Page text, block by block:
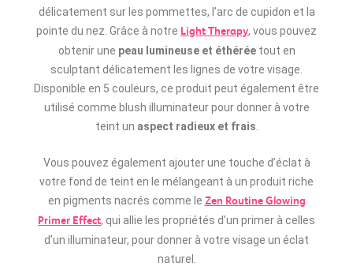
délicatement sur les pommettes, l’arc de cupidon et la
pointe du nez. Grâce à notre Light Therapy, vous pouvez
obtenir une peau lumineuse et éthérée tout en
sculptant délicatement les lignes de votre visage.
Disponible en 5 couleurs, ce produit peut également être
utilisé comme blush illuminateur pour donner à votre
teint un aspect radieux et frais
Vous pouvez également ajouter une touche d’éclat à
votre fond de teint en le mélangeant à un produit riche
en pigments nacrés comme le Zen Routine Glowing
Primer Effect, qui allie les propriétés d’un primer à celles
d’un illuminateur, pour donner à votre visage un éclat
naturel.